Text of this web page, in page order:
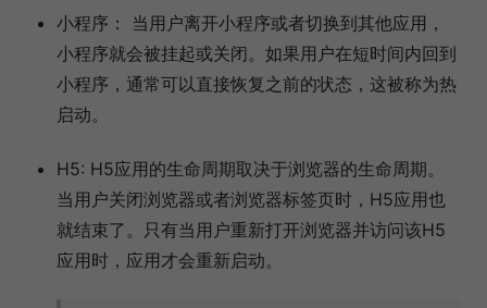
小程序： 当用户离开小程序或者切换到其他应用，
小程序就会被挂起或关闭。如果用户在短时间内回到
小程序，通常可以直接恢复之前的状态，这被称为热
启动。
H5: H5应用的生命周期取决于浏览器的生命周期。
当用户关闭浏览器或者浏览器标签页时，H5应用也
就结束了。只有当用户重新打开浏览器并访问该H5
应用时，应用才会重新启动。